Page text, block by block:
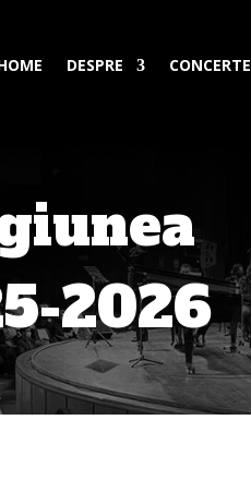
DESPRE CONCERTE
2026